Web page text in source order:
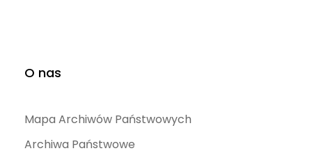
O nas
Mapa Archiwów Państwowych
Archiwa Państwowe